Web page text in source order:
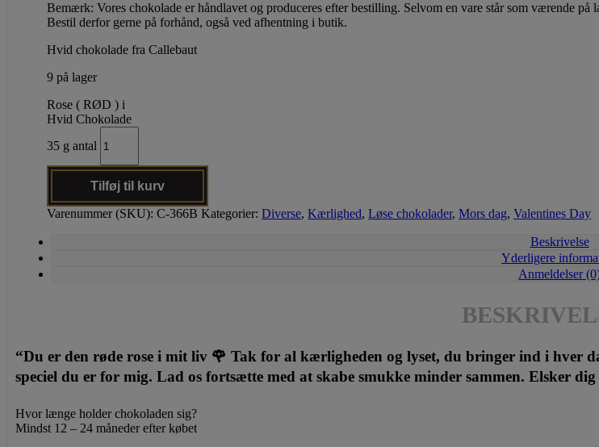
Bemærk: Vores chokolade er håndlavet og produceres efter bestilling. Selvom en vare står som værende
Bestil derfor gerne på forhånd, også ved afhentning i butik.
Hvid chokolade fra Callebaut
9 på lager
Rose ( RØD ) i
Hvid Chokolade
35 g antal
Tilføj til kurv
Varenummer (SKU):C-366B Kategorier:Diverse,Kærlighed,Løse chokolader,Mors dag,Valentines Day
Beskrivelse
Yderligere
Anmeldelser
“Du er den røde rose i mit liv 🌹 Tak for al kærligheden og lyset, du bringer ind i hver
speciel du er for mig. Lad os fortsætte med at skabe smukke minder sammen. Elsker
Hvor længe holder chokoladen sig?
Mindst 12 – 24 måneder efter købet